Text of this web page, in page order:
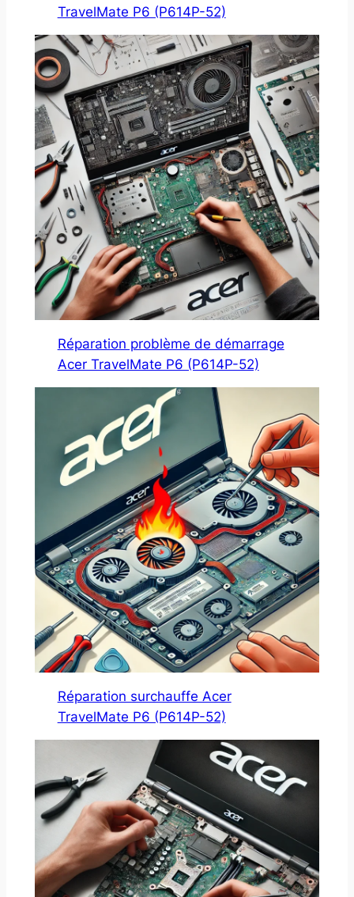
TravelMate P6 (P614P-52)
Réparation problème de démarrage
Acer TravelMate P6 (P614P-52)
Réparation surchauffe Acer
TravelMate P6 (P614P-52)